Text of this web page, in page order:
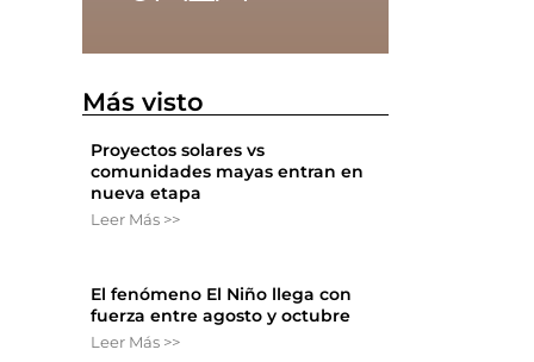
Más visto
Proyectos solares vs
comunidades mayas entran en
nueva etapa
Leer Más >>
El fenómeno El Niño llega con
fuerza entre agosto y octubre
Leer Más >>